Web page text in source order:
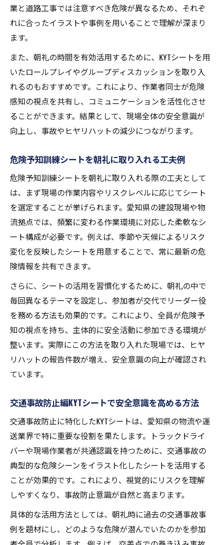
業と道路工事では注意すべき危険が異なるため、それぞ
れに合ったイラストや事例を用いることで理解が深まり
ます。
また、朝礼の時間を有効活用するために、KYTシートを用
いたロールプレイやグループディスカッションを取り入
れるのもおすすめです。これにより、作業者同士が危険
感知の視点を共有し、コミュニケーションを活性化させ
ることができます。結果として、現場全体の安全意識が
向上し、事故やヒヤリハットの減少につながります。
危険予知訓練シートを朝礼に取り入れる工夫例
危険予知訓練シートを朝礼に取り入れる際の工夫として
は、まず現場の作業内容やリスクレベルに応じてシート
を選定することが挙げられます。愛知県の建設現場や物
流拠点では、頻繁に変わる作業環境に対応した柔軟なシ
ート構成が必要です。例えば、季節や天候によるリスク
変化を反映したシートを用意することで、常に最新の危
険情報を共有できます。
さらに、シートの活用を習慣化するために、朝礼の中で
毎回異なるテーマを設定し、参加者が交代でリーダー役
を務める方法も効果的です。これにより、全員が危険予
知の視点を持ち、主体的に安全活動に参加できる環境が
整います。実際にこの方法を取り入れた現場では、ヒヤ
リハットの報告件数が増え、安全意識の向上が確認され
ています。
交通事故防止編KYTシートで安全意識を高める方法
交通事故防止に特化したKYTシートは、愛知県の物流や運
送業界で特に重要な役割を果たします。トラックドライ
バーや現場作業者が共通認識を持つために、交通事故の
典型的な危険シーンをイラスト化したシートを活用する
ことが効果的です。これにより、視覚的にリスクを理解
しやすくなり、事故防止意識が自然と高まります。
具体的な活用方法としては、朝礼時に過去の交通事故事
例を題材にし、どのような危険が潜んでいたのかを参加